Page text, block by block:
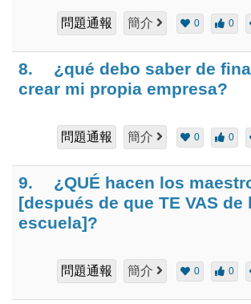
問題通報 簡介 0 0
8.
¿qué debo saber de
crear mi propia empresa?
問題通報 簡介 0 0
9.
¿QUÉ hacen los
[después de que TE VAS de
escuela]?
問題通報 簡介 0 0